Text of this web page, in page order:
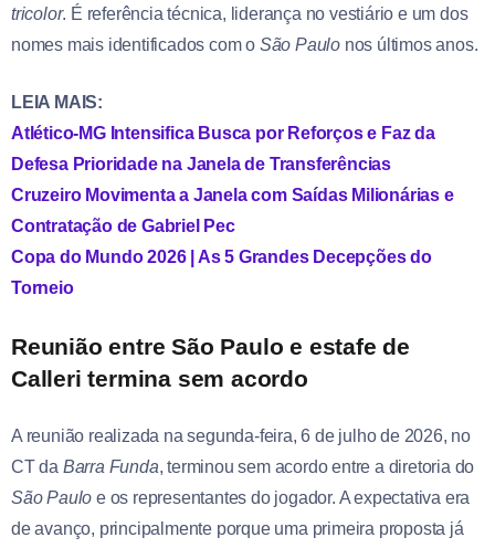
tricolor. É referência técnica, liderança no vestiário e um dos
nomes mais identificados com o São Paulo nos últimos anos.
LEIA MAIS:
Atlético-MG Intensifica Busca por Reforços e Faz da
Defesa Prioridade na Janela de Transferências
Cruzeiro Movimenta a Janela com Saídas Milionárias e
Contratação de Gabriel Pec
Copa do Mundo 2026 | As 5 Grandes Decepções do
Torneio
Reunião entre São Paulo e estafe de
Calleri termina sem acordo
A reunião realizada na segunda-feira, 6 de julho de 2026, no
CT da Barra Funda, terminou sem acordo entre a diretoria do
São Paulo e os representantes do jogador. A expectativa era
de avanço, principalmente porque uma primeira proposta já